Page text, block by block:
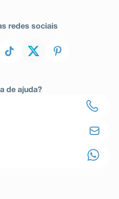
redes sociais
de ajuda?